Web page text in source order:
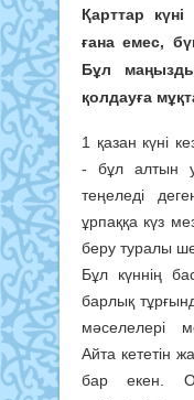
Қарттар
ғана емес,
Бұл
қолдауға
1 қазан күні
- бұл алтын
теңеледі
ұрпаққа күз
беру туралы
Бұл күннің
барлық
мәселелері
Айта кететін
бар екен.